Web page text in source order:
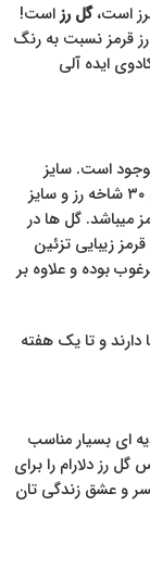
است،گل رزاست!
قرمز نسبت به رنگ
ایده آلی
است. سایز
بزرگ آن شامل ۵۰ شاخه رز قرمز، سایز متوسط شامل ۳۰ شاخه رز و سایز
قرمز میباشد. گل ها در
زیبایی تزئین
بوده و علاوه بر
و تا یک هفته
ای بسیار مناسب
رز دلارام را برای
و عشق زندگی تان